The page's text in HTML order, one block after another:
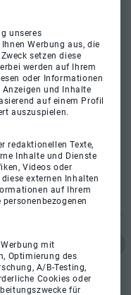
unseres
Werbung aus, die
setzen diese
werden auf Ihrem
oder Informationen
und Inhalte
auf einem Profil
auszuspielen.
redaktionellen Texte,
Inhalte und Dienste
Videos oder
externen Inhalten
auf Ihrem
mit
Optimierung des
A/B-Testing,
Cookies oder
für